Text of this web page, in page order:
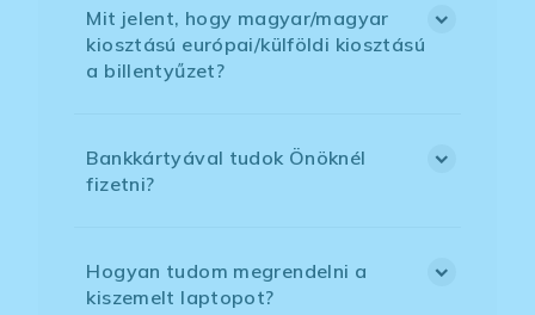
Mit jelent, hogy magyar/magyar
kiosztású európai/külföldi kiosztású
a billentyűzet?
Bankkártyával tudok Önöknél
fizetni?
Hogyan tudom megrendelni a
kiszemelt laptopot?